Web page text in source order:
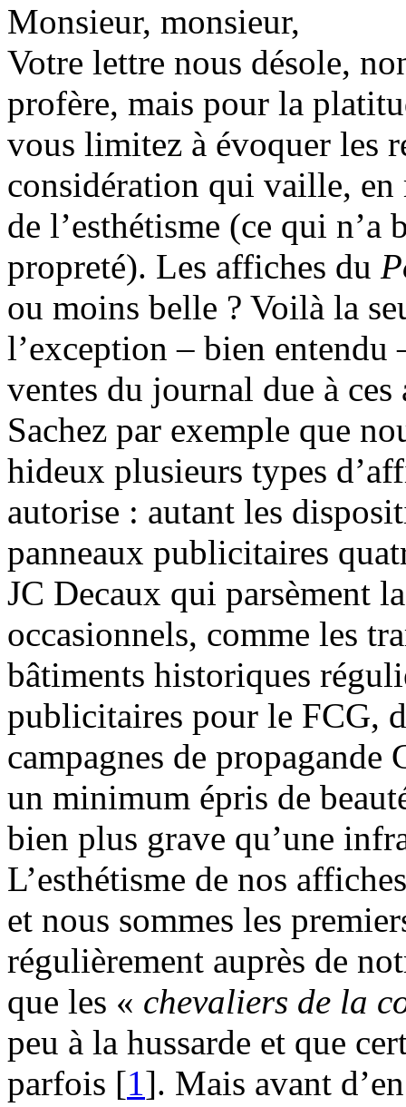
Monsieur, monsieur,
Votre lettre nous désole,
profère, mais pour la
vous limitez à évoquer les
considération qui vaille, en
de l’esthétisme (ce qui
propreté). Les affiches du
ou moins belle ? Voilà la
l’exception – bien entendu
ventes du journal due à ces
Sachez par exemple que
hideux plusieurs types
autorise : autant les
panneaux publicitaires
JC Decaux qui parsèment
occasionnels, comme les
bâtiments historiques
publicitaires pour le FCG,
campagnes de
un minimum épris de
bien plus grave qu’une
L’esthétisme de nos
et nous sommes les
régulièrement auprès de
que les « chevaliers de la
peu à la hussarde et que
parfois [1]. Mais avant